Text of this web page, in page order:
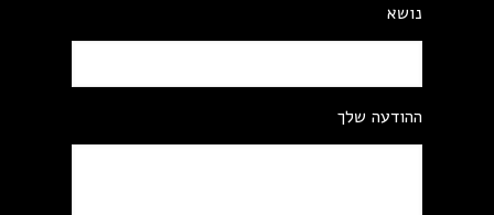
נושא
ההודעה שלך